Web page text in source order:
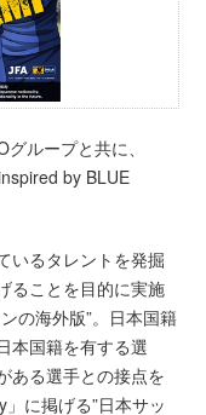
ループと共に、
by BLUE
いるタレントを発掘
ることを目的に実施
の海外版”。日本国籍
本国籍を有する選
ある選手との接点を
に掲げる”日本サッ